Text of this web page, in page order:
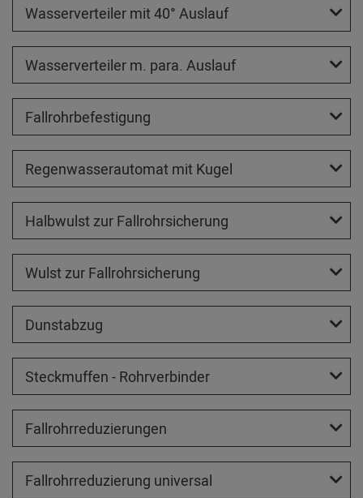
Wasserverteiler mit 40° Auslauf
Wasserverteiler m. para. Auslauf
Fallrohrbefestigung
Regenwasserautomat mit Kugel
Halbwulst zur Fallrohrsicherung
Wulst zur Fallrohrsicherung
Dunstabzug
Steckmuffen - Rohrverbinder
Fallrohrreduzierungen
Fallrohrreduzierung universal